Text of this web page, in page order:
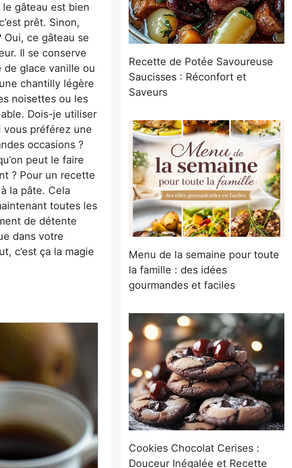
gâteau est bien
prêt. Sinon,
ce gâteau se
Il se conserve
de glace vanille ou
chantilly légère
noisettes ou les
Dois-je utiliser
préférez une
occasions ?
peut le faire
? Pour un recette
la pâte. Cela
toutes les
de détente
dans votre
c’est ça la magie
Recette de Potée Savoureuse
Saucisses : Réconfort et
Saveurs
Menu de la semaine pour toute
la famille : des idées
gourmandes et faciles
Cookies Chocolat Cerises :
Douceur Inégalée et Recette